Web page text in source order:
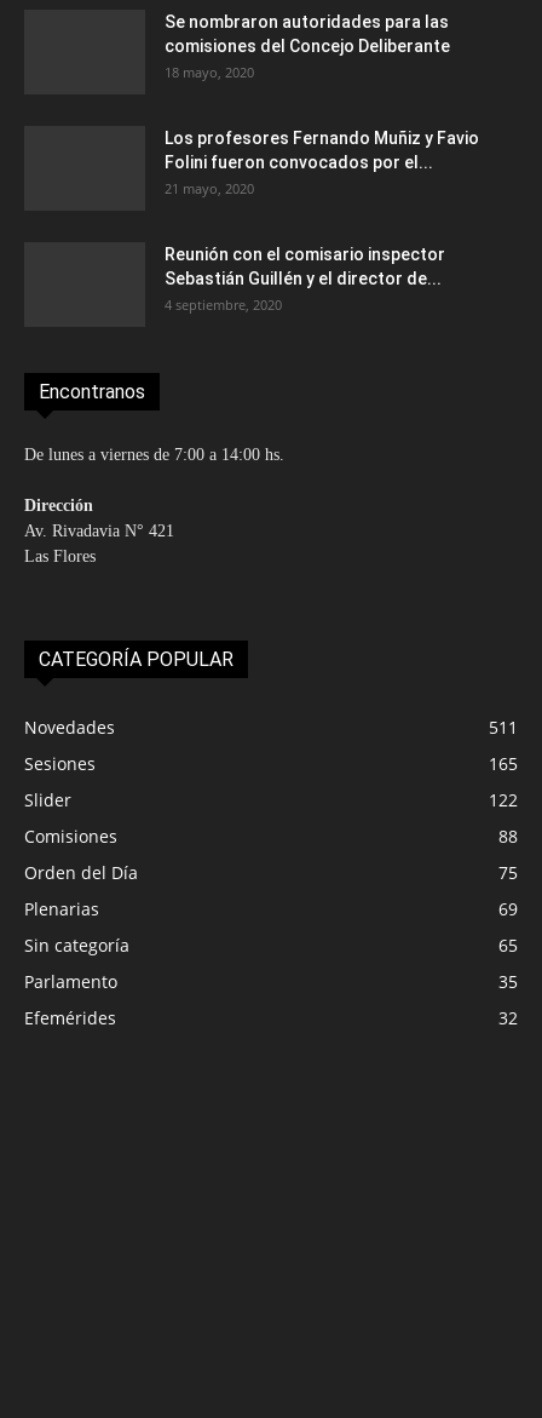
Se nombraron autoridades para las
comisiones del Concejo Deliberante
18 mayo, 2020
Los profesores Fernando Muñiz y Favio
Folini fueron convocados por el...
21 mayo, 2020
Reunión con el comisario inspector
Sebastián Guillén y el director de...
4 septiembre, 2020
Encontranos
De lunes a viernes de 7:00 a 14:00 hs.
Dirección
Av. Rivadavia N° 421
Las Flores
CATEGORÍA POPULAR
Novedades
511
Sesiones
165
Slider
122
Comisiones
88
Orden del Día
75
Plenarias
69
Sin categoría
65
Parlamento
35
Efemérides
32